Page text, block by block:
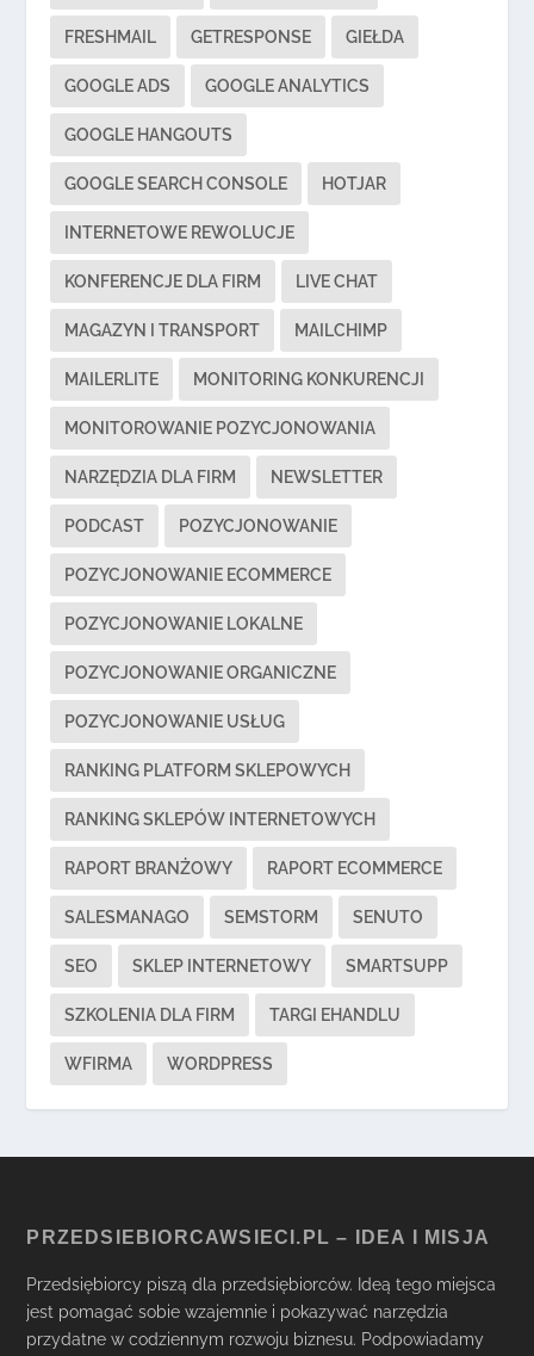
FRESHMAIL GETRESPONSE GIEŁDA
GOOGLE ADS GOOGLE ANALYTICS
GOOGLE HANGOUTS
GOOGLE SEARCH CONSOLE HOTJAR
INTERNETOWE REWOLUCJE
KONFERENCJE DLA FIRM LIVE CHAT
MAGAZYN I TRANSPORT MAILCHIMP
MAILERLITE MONITORING KONKURENCJI
MONITOROWANIE POZYCJONOWANIA
NARZĘDZIA DLA FIRM NEWSLETTER
PODCAST POZYCJONOWANIE
POZYCJONOWANIE ECOMMERCE
POZYCJONOWANIE LOKALNE
POZYCJONOWANIE ORGANICZNE
POZYCJONOWANIE USŁUG
RANKING PLATFORM SKLEPOWYCH
RANKING SKLEPÓW INTERNETOWYCH
RAPORT BRANŻOWY RAPORT ECOMMERCE
SALESMANAGO SEMSTORM SENUTO
SEO SKLEP INTERNETOWY SMARTSUPP
SZKOLENIA DLA FIRM TARGI EHANDLU
WFIRMA WORDPRESS
PRZEDSIEBIORCAWSIECI.PL – IDEA I MISJA
Przedsiębiorcy piszą dla przedsiębiorców. Ideą tego miejsca
jest pomagać sobie wzajemnie i pokazywać narzędzia
przydatne w codziennym rozwoju biznesu. Podpowiadamy